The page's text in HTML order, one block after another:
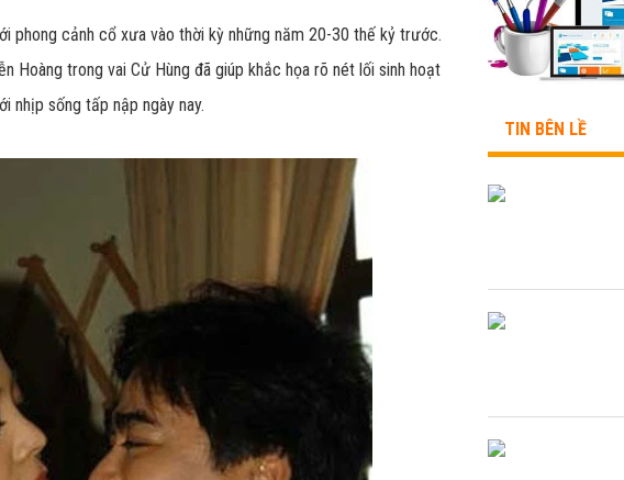
phong cảnh cổ xưa vào thời kỳ những năm 20-30 thế kỷ trước.
Hoàng trong vai Cử Hùng đã giúp khắc họa rõ nét lối sinh hoạt
nhịp sống tấp nập ngày nay.
TIN BÊN LỀ